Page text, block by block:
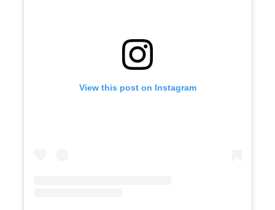
View this post on Instagram